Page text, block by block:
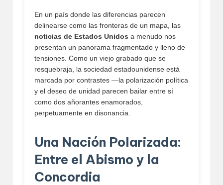
En un país donde las diferencias parecen
delinearse como las fronteras de un mapa, las
noticias de Estados Unidos a menudo nos
presentan un panorama fragmentado y lleno de
tensiones. Como un viejo grabado que se
resquebraja, la sociedad estadounidense está
marcada por contrastes —la polarización política
y el deseo de unidad parecen bailar entre sí
como dos añorantes enamorados,
perpetuamente en disonancia.
Una Nación Polarizada:
Entre el Abismo y la
Concordia